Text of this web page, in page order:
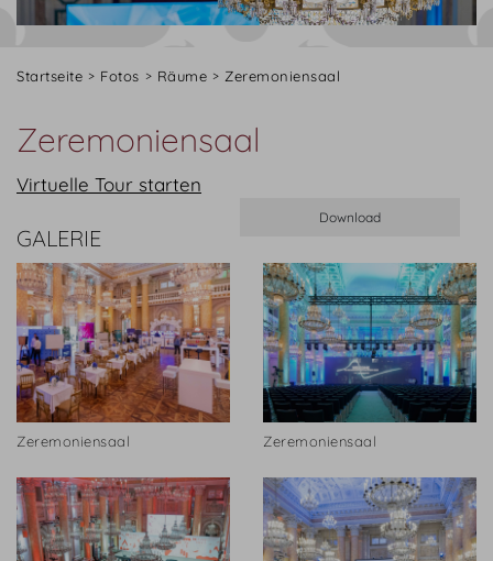
Startseite Fotos Räume Zeremoniensaal
Zeremoniensaal
Virtuelle Tour starten
GALERIE
Zeremoniensaal Zeremoniensaal